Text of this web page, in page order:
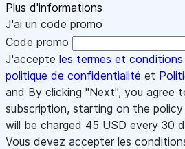
Plus d'informations
J'ai un code promo
Code promo
J'accepte les termes et conditions
politique de confidentialité et
and By clicking "Next", you agree
subscription, starting on the
will be charged 45 USD every 30
Vous devez accepter les